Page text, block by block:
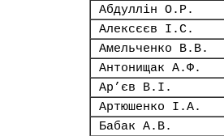
Абдуллін О.Р.
Алексєєв І.С.
Амельченко В.В.
Антонищак А.Ф.
Ар’єв В.І.
Артюшенко І.А.
Бабак А.В.